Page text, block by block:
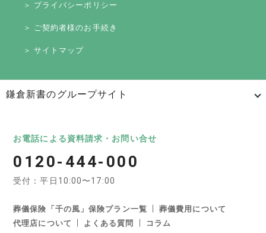
＞ プライバシーポリシー
＞ ご契約者様のお手続き
＞ サイトマップ
鎌倉新書のグループサイト
いいお墓 Life.（ライフドット） いいお墓-永代供養墓版
いいお墓-ペット霊園版 樹木葬なび
寺院墓地.com 優良墓石・石材店ガイド
お墓の引越し＆墓じまいくん
お電話による資料請求・お問い合せ
0120-444-000
受付：平日10:00〜17:00
葬儀保険「千の風」保険プラン一覧
葬儀費用について
代理店について
よくある質問 コラム